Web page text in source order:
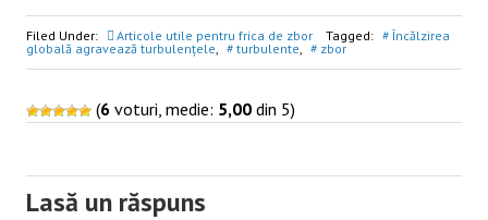
Filed Under: Articole utile pentru frica de zbor Tagged:
Încălzirea
globală agravează turbulențele, turbulente, zbor
(6 voturi, medie: 5,00 din 5)
Lasă un răspuns